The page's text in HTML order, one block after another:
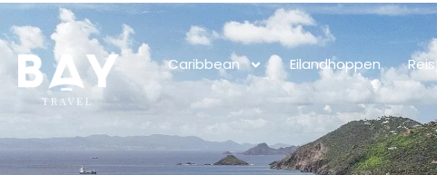
Caribbean Eilandhoppen